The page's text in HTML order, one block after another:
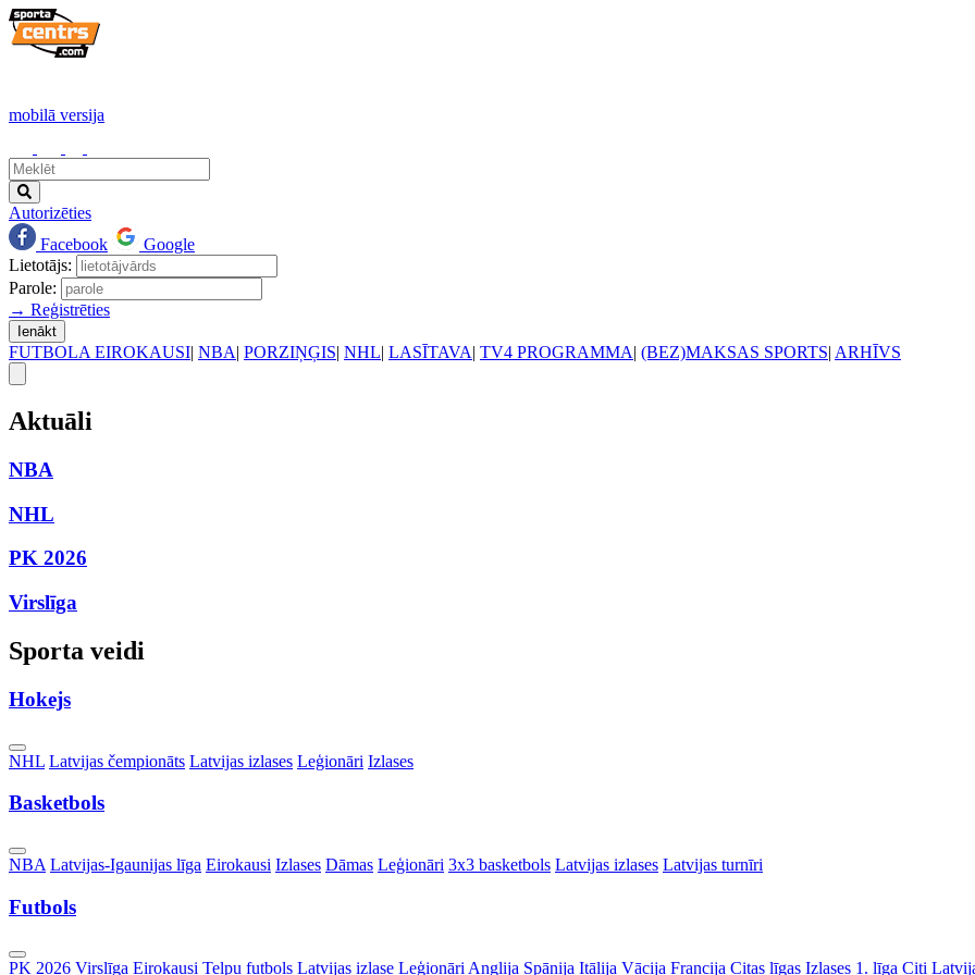
mobilā versija
Autorizēties
Facebook
Google
Lietotājs:
Parole:
→ Reģistrēties
Ienākt
FUTBOLA EIROKAUSI| NBA| PORZIŅĢIS| NHL| LASĪTAVA| TV4 PROGRAMMA| (BEZ)MAKSAS SPORTS| ARHĪVS
Aktuāli
NBA
NHL
PK 2026
Virslīga
Sporta veidi
Hokejs
Toggle
Dropdown
NHL Latvijas čempionāts Latvijas izlases Leģionāri Izlases
Basketbols
Toggle
Dropdown
NBA Latvijas-Igaunijas līga Eirokausi Izlases Dāmas Leģionāri 3x3 basketbols Latvijas izlases Latvijas turnīri
Futbols
Toggle
PK 2026 Virslīga Eirokausi Telpu futbols Latvijas izlase Leģionāri Anglija Spānija Itālija Vācija Francija Citas līgas Izlases 1. līga Citi